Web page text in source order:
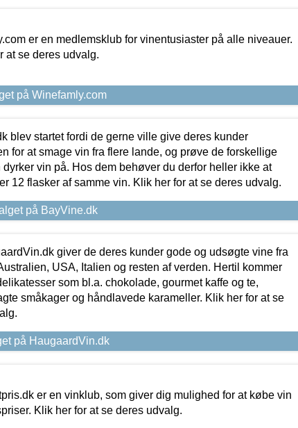
er en medlemsklub for vinentusiaster på alle niveauer.
at se deres udvalg.
på Winefamly.com
blev startet fordi de gerne ville give deres kunder
for at smage vin fra flere lande, og prøve de forskellige
dyrker vin på. Hos dem behøver du derfor heller ikke at
12 flasker af samme vin. Klik her for at se deres udvalg.
på BayVine.dk
giver de deres kunder gode og udsøgte vine fra
USA, Italien og resten af verden. Hertil kommer
som bl.a. chokolade, gourmet kaffe og te,
småkager og håndlavede karameller. Klik her for at se
på HaugaardVin.dk
er en vinklub, som giver dig mulighed for at købe vin
Klik her for at se deres udvalg.